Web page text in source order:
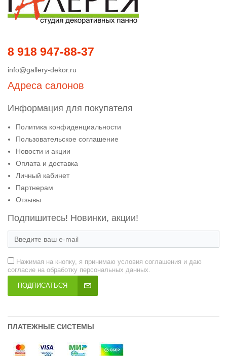
8 918 947-88-37
info@gallery-dekor.ru
Адреса салонов
Информация для покупателя
Политика конфиденциальности
Пользовательское соглашение
Новости и акции
Оплата и доставка
Личный кабинет
Партнерам
Отзывы
Подпишитесь! Новинки, акции!
Нажимая на кнопку, я принимаю условия соглашения и даю
согласие на обработку персональных данных.
ПОДПИСАТЬСЯ
ПЛАТЕЖНЫЕ СИСТЕМЫ